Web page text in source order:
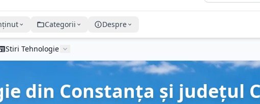
Categorii Despre
Stiri Tehnologie
din Constanța și județul